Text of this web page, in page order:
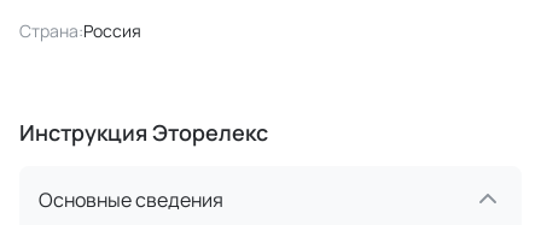
Страна:Россия
Инструкция Эторелекс
Основные сведения